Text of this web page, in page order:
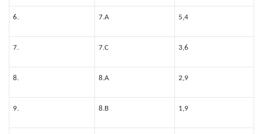
6. 7.A 5,4
7. 7.C 3,6
8. 8.A 2,9
9. 8.B 1,9